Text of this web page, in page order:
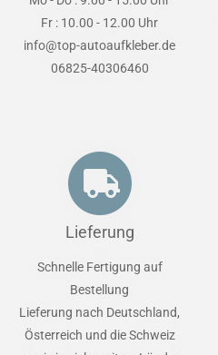
Fr : 10.00 - 12.00 Uhr
info@top-autoaufkleber.de
06825-40306460
Lieferung
Schnelle Fertigung auf
Bestellung
Lieferung nach Deutschland,
Österreich und die Schweiz